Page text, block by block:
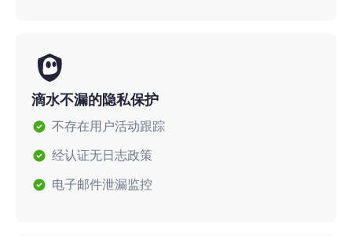
滴水不漏的隐私保护
不存在用户活动跟踪
经认证无日志政策
电子邮件泄漏监控